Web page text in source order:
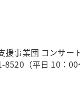
援事業団 コンサー
（平日 10：00